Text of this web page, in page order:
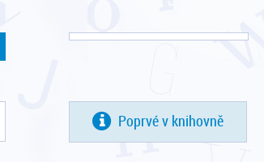
Poprvé v knihovně